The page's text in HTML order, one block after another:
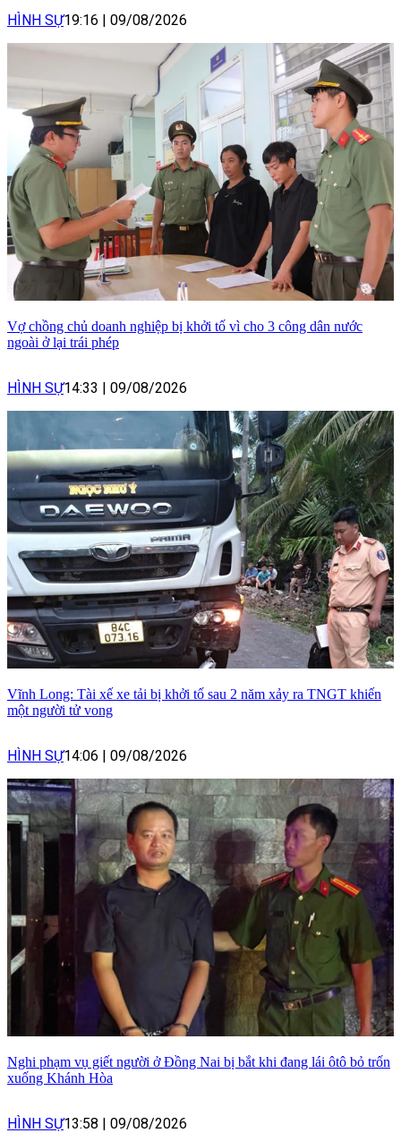
HÌNH SỰ19:16 | 09/08/2026
Vợ chồng chủ doanh nghiệp bị khởi tố vì cho 3 công dân nước
ngoài ở lại trái phép
HÌNH SỰ14:33 | 09/08/2026
Vĩnh Long: Tài xế xe tải bị khởi tố sau 2 năm xảy ra TNGT khiến
một người tử vong
HÌNH SỰ14:06 | 09/08/2026
Nghi phạm vụ giết người ở Đồng Nai bị bắt khi đang lái ôtô bỏ trốn
xuống Khánh Hòa
HÌNH SỰ13:58 | 09/08/2026